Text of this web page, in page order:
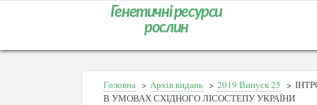
Генетичні ресурси
рослин
Головна > Архів видань > 2019 Випуск 25 >
В УМОВАХ СХІДНОГО ЛІСОСТЕПУ УКРАЇНИ